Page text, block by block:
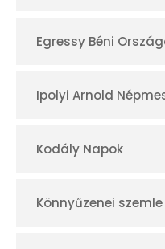
Egressy Béni
Ipolyi Arnold
Kodály Napok
Könnyűzenei szemle